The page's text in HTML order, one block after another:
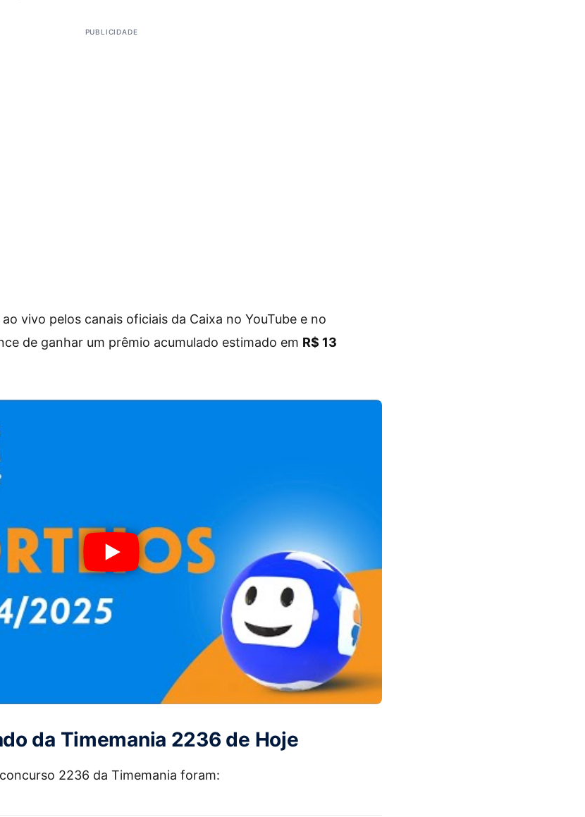
PUBLICIDADE
vivo pelos canais oficiais da Caixa no YouTube e no
de ganhar um prêmio acumulado estimado em R$ 13
da Timemania 2236 de Hoje
2236 da Timemania foram: